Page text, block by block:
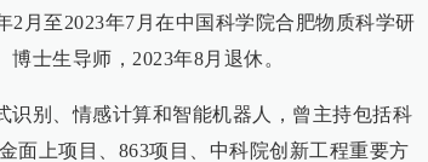
2月至2023年7月在中国科学院合肥物质科学研
士生导师，2023年8月退休。
识别、情感计算和智能机器人，曾主持包括科
面上项目、863项目、中科院创新工程重要方